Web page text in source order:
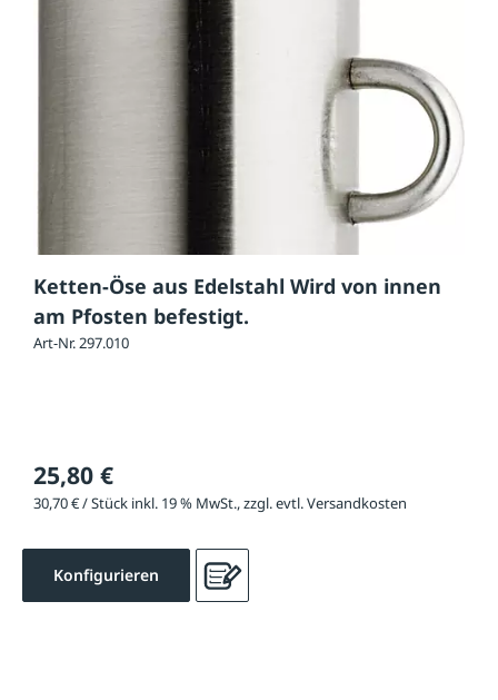
Ketten-Öse aus Edelstahl Wird von innen
am Pfosten befestigt.
Art-Nr. 297.010
25,80 €
30,70 € / Stück inkl. 19 % MwSt., zzgl. evtl. Versandkosten
Konfigurieren